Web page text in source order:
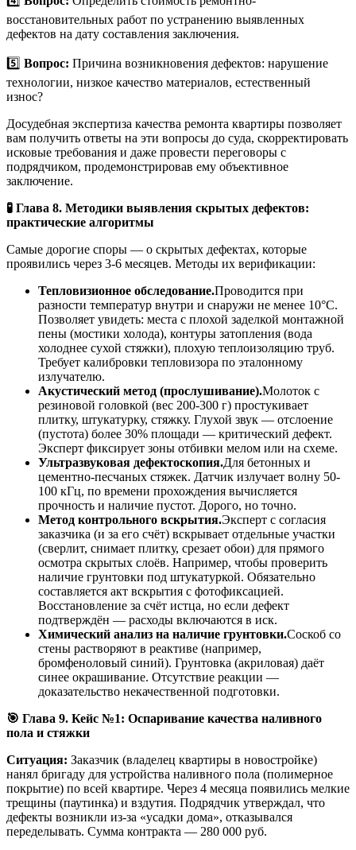
восстановительных работ по устранению выявленных
дефектов на дату составления заключения.
5️⃣ Вопрос: Причина возникновения дефектов: нарушение
технологии, низкое качество материалов, естественный
износ?
Досудебная экспертиза качества ремонта квартиры позволяет
вам получить ответы на эти вопросы до суда, скорректировать
исковые требования и даже провести переговоры с
подрядчиком, продемонстрировав ему объективное
заключение.
🧪 Глава 8. Методики выявления скрытых дефектов:
практические алгоритмы
Самые дорогие споры — о скрытых дефектах, которые
проявились через 3-6 месяцев. Методы их верификации:
Тепловизионное обследование.Проводится при
разности температур внутри и снаружи не менее 10°С.
Позволяет увидеть: места с плохой заделкой монтажной
пены (мостики холода), контуры затопления (вода
холоднее сухой стяжки), плохую теплоизоляцию труб.
Требует калибровки тепловизора по эталонному
излучателю.
Акустический метод (прослушивание).Молоток с
резиновой головкой (вес 200-300 г) простукивает
плитку, штукатурку, стяжку. Глухой звук — отслоение
(пустота) более 30% площади — критический дефект.
Эксперт фиксирует зоны отбивки мелом или на схеме.
Ультразвуковая дефектоскопия.Для бетонных и
цементно-песчаных стяжек. Датчик излучает волну 50-
100 кГц, по времени прохождения вычисляется
прочность и наличие пустот. Дорого, но точно.
Метод контрольного вскрытия.Эксперт с согласия
заказчика (и за его счёт) вскрывает отдельные участки
(сверлит, снимает плитку, срезает обои) для прямого
осмотра скрытых слоёв. Например, чтобы проверить
наличие грунтовки под штукатуркой. Обязательно
составляется акт вскрытия с фотофиксацией.
Восстановление за счёт истца, но если дефект
подтверждён — расходы включаются в иск.
Химический анализ на наличие грунтовки.Соскоб со
стены растворяют в реактиве (например,
бромфеноловый синий). Грунтовка (акриловая) даёт
синее окрашивание. Отсутствие реакции —
доказательство некачественной подготовки.
🎯 Глава 9. Кейс №1: Оспаривание качества наливного
пола и стяжки
Ситуация: Заказчик (владелец квартиры в новостройке)
нанял бригаду для устройства наливного пола (полимерное
покрытие) по всей квартире. Через 4 месяца появились мелкие
трещины (паутинка) и вздутия. Подрядчик утверждал, что
дефекты возникли из-за «усадки дома», отказывался
переделывать. Сумма контракта — 280 000 руб.